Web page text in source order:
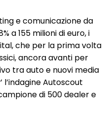
e comunicazione da
a 155 milioni di euro, i
che per la prima volta
ancora avanti per
tra auto e nuovi media
Autoscout
di 500 dealer e